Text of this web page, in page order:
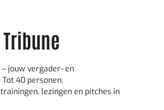
jouw vergader- en
40 personen,
lezingen en pitches in